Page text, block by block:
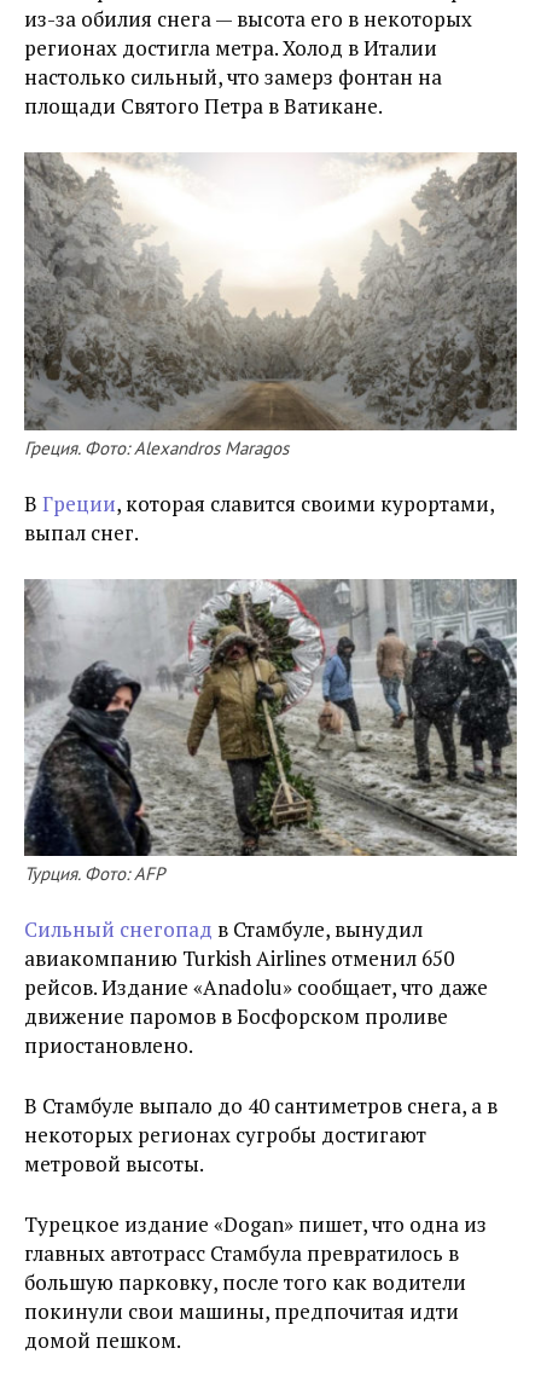
из-за обилия снега — высота его в некоторых
регионах достигла метра. Холод в Италии
настолько сильный, что замерз фонтан на
площади Святого Петра в Ватикане.
Греция. Фото: Alexandros Maragos
В Греции, которая славится своими курортами,
выпал снег.
Турция. Фото: AFP
Сильный снегопад в Стамбуле, вынудил
авиакомпанию Turkish Airlines отменил 650
рейсов. Издание «Anadolu» сообщает, что даже
движение паромов в Босфорском проливе
приостановлено.
В Стамбуле выпало до 40 сантиметров снега, а в
некоторых регионах сугробы достигают
метровой высоты.
Турецкое издание «Dogan» пишет, что одна из
главных автотрасс Стамбула превратилось в
большую парковку, после того как водители
покинули свои машины, предпочитая идти
домой пешком.